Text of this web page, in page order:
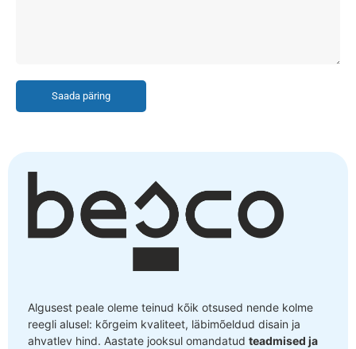
Saada päring
Algusest peale oleme teinud kõik otsused nende kolme
reegli alusel: kõrgeim kvaliteet, läbimõeldud disain ja
ahvatlev hind. Aastate jooksul omandatud teadmised ja